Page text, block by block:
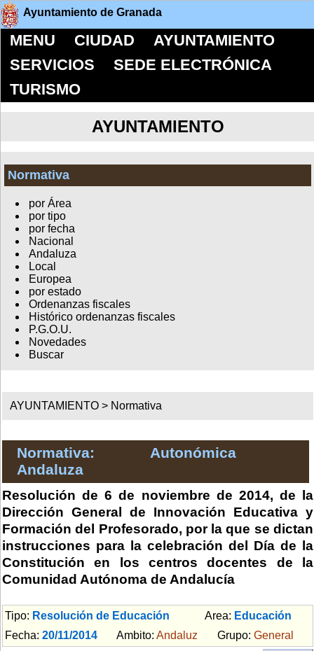
Ayuntamiento de Granada
MENU CIUDAD
AYUNTAMIENTO
SERVICIOS
SEDE ELECTRÓNICA
TURISMO
AYUNTAMIENTO
Normativa
por Área
por tipo
por fecha
Nacional
Andaluza
Local
Europea
por estado
Ordenanzas fiscales
Histórico ordenanzas fiscales
P.G.O.U.
Novedades
Buscar
AYUNTAMIENTO > Normativa
Normativa: Autonómica
Andaluza
Resolución de 6 de noviembre de 2014, de la
Dirección General de Innovación Educativa y
Formación del Profesorado, por la que se dictan
instrucciones para la celebración del Día de la
Constitución en los centros docentes de la
Comunidad Autónoma de Andalucía
Tipo: Resolución de Educación Area: Educación
Fecha: 20/11/2014 Ambito: Andaluz Grupo: General